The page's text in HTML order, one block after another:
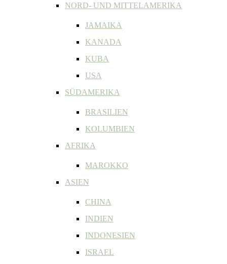
NORD- UND MITTELAMERIKA
JAMAIKA
KANADA
KUBA
USA
SÜDAMERIKA
BRASILIEN
KOLUMBIEN
AFRIKA
MAROKKO
ASIEN
CHINA
INDIEN
INDONESIEN
ISRAEL